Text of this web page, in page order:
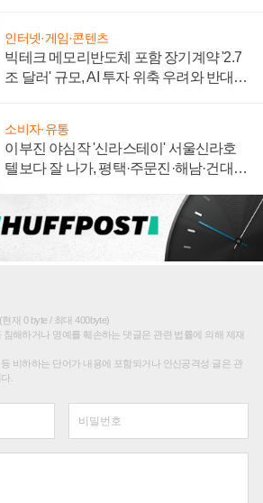
인터넷·게임·콘텐츠
빅테크 메모리반도체 포함 장기계약 '2.7
조 달러' 규모, AI 투자 위축 우려와 반대
소비자·유통
이부진 야심작 '신라스테이' 서울신라호
텔보다 잘 나가, 평택·주문진·해남·건대로
재 0 byte / 최대 400byte)
해하거나 명예를 훼손하는 댓글은 관련 법률에 의해 제재
비하하는 단어가 내용에 포함되거나 인신공격성 글은 관
.